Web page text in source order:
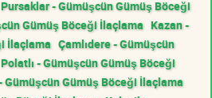
Pursaklar - Gümüşcün Gümüş Böceği
Gümüş Böceği İlaçlama Kazan -
İlaçlama Çamlıdere - Gümüşcün
Polatlı - Gümüşcün Gümüş Böceği
Gümüşcün Gümüş Böceği İlaçlama